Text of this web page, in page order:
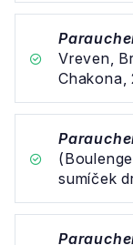
Vreven,
Chakona,
sumíček